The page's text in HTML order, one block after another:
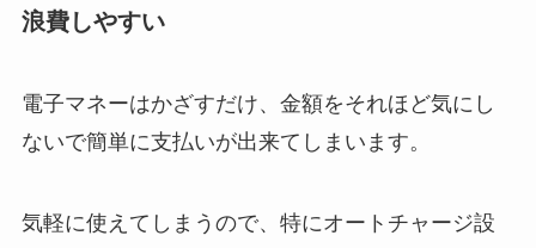
浪費しやすい
電子マネーはかざすだけ、金額をそれほど気にし
ないで簡単に支払いが出来てしまいます。
気軽に使えてしまうので、特にオートチャージ設